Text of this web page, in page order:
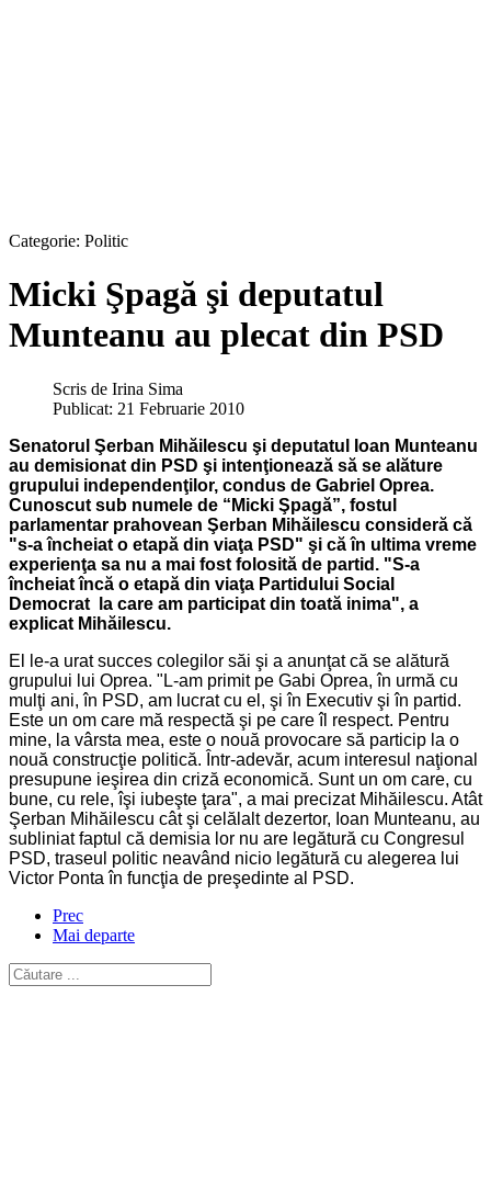
Categorie: Politic
Micki Şpagă şi deputatul
Munteanu au plecat din PSD
Scris de Irina Sima
Publicat: 21 Februarie 2010
Senatorul Şerban Mihăilescu şi deputatul Ioan Munteanu
au demisionat din PSD şi intenţionează să se alăture
grupului independenţilor, condus de Gabriel Oprea.
Cunoscut sub numele de “Micki Şpagă”, fostul
parlamentar prahovean Şerban Mihăilescu consideră că
"s-a încheiat o etapă din viaţa PSD" şi că în ultima vreme
experienţa sa nu a mai fost folosită de partid. "S-a
încheiat încă o etapă din viaţa Partidului Social
Democrat la care am participat din toată inima", a
explicat Mihăilescu.
El le-a urat succes colegilor săi şi a anunţat că se alătură
grupului lui Oprea. "L-am primit pe Gabi Oprea, în urmă cu
mulţi ani, în PSD, am lucrat cu el, şi în Executiv şi în partid.
Este un om care mă respectă şi pe care îl respect. Pentru
mine, la vârsta mea, este o nouă provocare să particip la o
nouă construcţie politică. Într-adevăr, acum interesul naţional
presupune ieşirea din criză economică. Sunt un om care, cu
bune, cu rele, îşi iubeşte ţara", a mai precizat Mihăilescu. Atât
Şerban Mihăilescu cât şi celălalt dezertor, Ioan Munteanu, au
subliniat faptul că demisia lor nu are legătură cu Congresul
PSD, traseul politic neavând nicio legătură cu alegerea lui
Victor Ponta în funcţia de preşedinte al PSD.
Prec
Mai departe